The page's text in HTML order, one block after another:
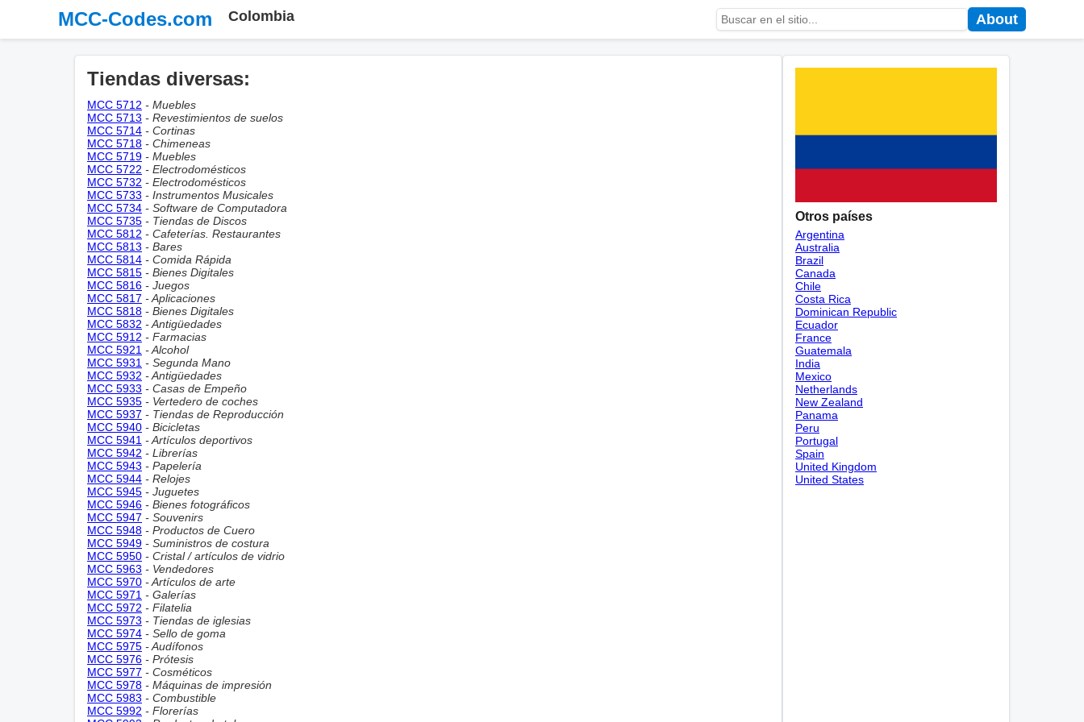
MCC-Codes.com Colombia About
Tiendas diversas:
MCC 5712 - Muebles
MCC 5713 - Revestimientos de suelos
MCC 5714 - Cortinas
MCC 5718 - Chimeneas
MCC 5719 - Muebles
MCC 5722 - Electrodomésticos
MCC 5732 - Electrodomésticos
MCC 5733 - Instrumentos Musicales
MCC 5734 - Software de Computadora
MCC 5735 - Tiendas de Discos
MCC 5812 - Cafeterías. Restaurantes
MCC 5813 - Bares
MCC 5814 - Comida Rápida
MCC 5815 - Bienes Digitales
MCC 5816 - Juegos
MCC 5817 - Aplicaciones
MCC 5818 - Bienes Digitales
MCC 5832 - Antigüedades
MCC 5912 - Farmacias
MCC 5921 - Alcohol
MCC 5931 - Segunda Mano
MCC 5932 - Antigüedades
MCC 5933 - Casas de Empeño
MCC 5935 - Vertedero de coches
MCC 5937 - Tiendas de Reproducción
MCC 5940 - Bicicletas
MCC 5941 - Artículos deportivos
MCC 5942 - Librerías
MCC 5943 - Papelería
MCC 5944 - Relojes
MCC 5945 - Juguetes
MCC 5946 - Bienes fotográficos
MCC 5947 - Souvenirs
MCC 5948 - Productos de Cuero
MCC 5949 - Suministros de costura
MCC 5950 - Cristal / artículos de vidrio
MCC 5963 - Vendedores
MCC 5970 - Artículos de arte
MCC 5971 - Galerías
MCC 5972 - Filatelia
MCC 5973 - Tiendas de iglesias
MCC 5974 - Sello de goma
MCC 5975 - Audífonos
MCC 5976 - Prótesis
MCC 5977 - Cosméticos
MCC 5978 - Máquinas de impresión
MCC 5983 - Combustible
MCC 5992 - Florerías
Otros países
Argentina
Australia
Brazil
Canada
Chile
Costa Rica
Dominican Republic
Ecuador
France
Guatemala
India
Mexico
Netherlands
New Zealand
Panama
Peru
Portugal
Spain
United Kingdom
United States